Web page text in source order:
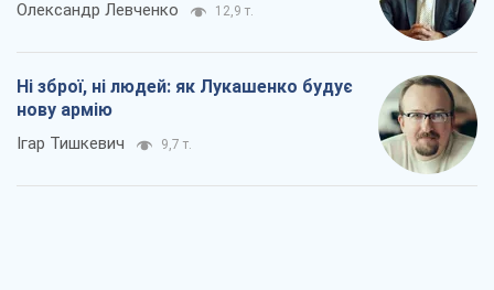
Олександр Левченко 12,9 т.
Ні зброї, ні людей: як Лукашенко будує
нову армію
Ігар Тишкевич 9,7 т.